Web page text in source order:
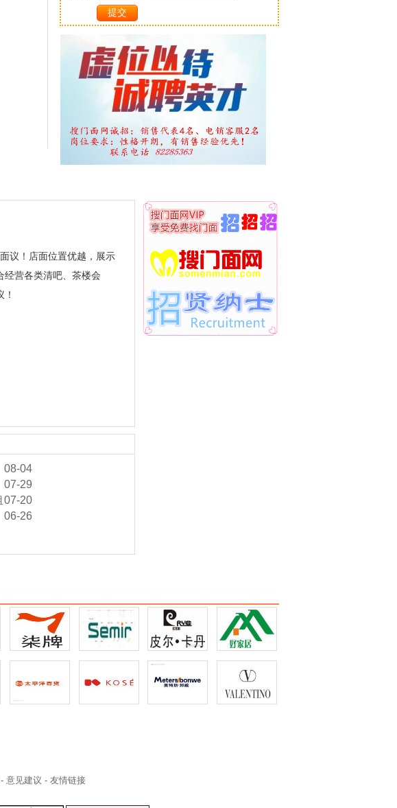
议！店面位置优越，展示
经营各类清吧、茶楼会
08-04
07-29
07-20
06-26
- 意见建议 - 友情链接